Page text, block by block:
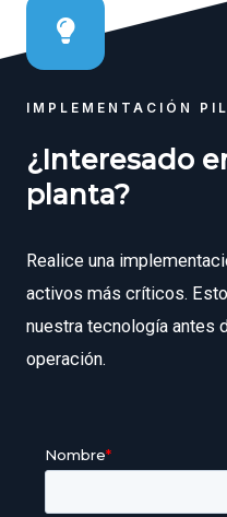
IMPLEMENTACIÓN
¿Interesado
planta?
Realice una
activos más críticos.
nuestra tecnología antes
operación.